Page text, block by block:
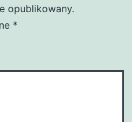
opublikowany.
*